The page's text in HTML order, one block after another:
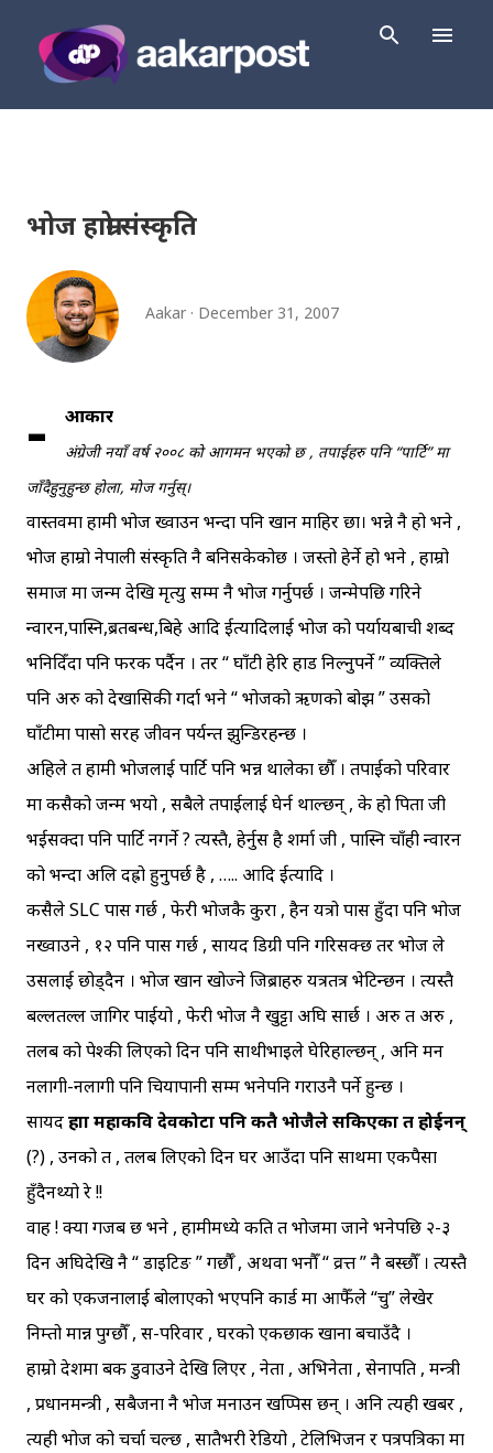
भोज हाम्रो संस्कृति
Aakar December 31, 2007
- आकार
अंग्रेजी नयाँ वर्ष २००८ को आगमन भएको छ , तपाईहरु पनि “पार्टि” मा
जाँदैहुनुहुन्छ होला, मोज गर्नुस्।
वास्तवमा हामी भोज ख्वाउन भन्दा पनि खान माहिर छौं। भन्ने नै हो भने ,
भोज हाम्रो नेपाली संस्कृति नै बनिसकेकोछ । जस्तो हेर्ने हो भने , हाम्रो
समाज मा जन्म देखि मृत्यु सम्म नै भोज गर्नुपर्छ । जन्मेपछि गरिने
न्वारन,पास्नि,ब्रतबन्ध,बिहे आदि ईत्यादिलाई भोज को पर्यायबाची शब्द
भनिदिँदा पनि फरक पर्दैन । तर “ घाँटी हेरि हाड निल्नुपर्ने ” व्यक्तिले
पनि अरु को देखासिकी गर्दा भने “ भोजको ऋणको बोझ ” उसको
घाँटीमा पासो सरह जीवन पर्यन्त झुन्डिरहन्छ ।
अहिले त हामी भोजलाई पार्टि पनि भन्न थालेका छौँ । तपाईको परिवार
मा कसैको जन्म भयो , सबैले तपाईलाई घेर्न थाल्छन् , के हो पिता जी
भईसक्दा पनि पार्टि नगर्ने ? त्यस्तै, हेर्नुस है शर्मा जी , पास्नि चाँही न्वारन
को भन्दा अलि दह्रो हुनुपर्छ है , ….. आदि ईत्यादि ।
कसैले SLC पास गर्छ , फेरी भोजकै कुरा , हैन यत्रो पास हुँदा पनि भोज
नख्वाउने , १२ पनि पास गर्छ , सायद डिग्री पनि गरिसक्छ तर भोज ले
उसलाई छोड्दैन । भोज खान खोज्ने जिब्राहरु यत्रतत्र भेटिन्छन । त्यस्तै
बल्लतल्ल जागिर पाईयो , फेरी भोज नै खुट्टा अघि सार्छ । अरु त अरु ,
तलब को पेश्की लिएको दिन पनि साथीभाइले घेरिहाल्छन् , अनि मन
नलागी-नलागी पनि चियापानी सम्म भनेपनि गराउनै पर्ने हुन्छ ।
सायदहाम्रा महाकवि देवकोटा पनि कतै भोजैले सकिएका त होईनन्
(?) , उनको त , तलब लिएको दिन घर आउँदा पनि साथमा एकपैसा
हुँदैनथ्यो रे !!
वाह ! क्या गजब छ भने , हामीमध्ये कति त भोजमा जाने भनेपछि २-३
दिन अघिदेखि नै “ डाइटिङ ” गर्छौँ , अथवा भनौँ “ व्रत्त ” नै बस्छौँ । त्यस्तै
घर को एकजनालाई बोलाएको भएपनि कार्ड मा आफैँले “चु” लेखेर
निम्तो मान्न पुग्छौँ , स-परिवार , घरको एकछाक खाना बचाउँदै ।
हाम्रो देशमा बैंक डुवाउने देखि लिएर , नेता , अभिनेता , सेनापति , मन्त्री
, प्रधानमन्त्री , सबैजना नै भोज मनाउन खप्पिस छन् । अनि त्यही खबर ,
त्यही भोज को चर्चा चल्छ , सातैभरी रेडियो , टेलिभिजन र पत्रपत्रिका मा